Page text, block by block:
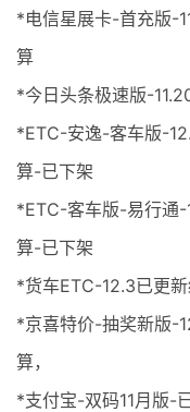
*电信星展卡-首充版-
算
*今日头条极速版-
*ETC-安逸-客车版-
算-已下架
*ETC-客车版-易行通-
算-已下架
*货车ETC-12.3已更
*京喜特价-抽奖新版-
算，
*支付宝-双码11月版-